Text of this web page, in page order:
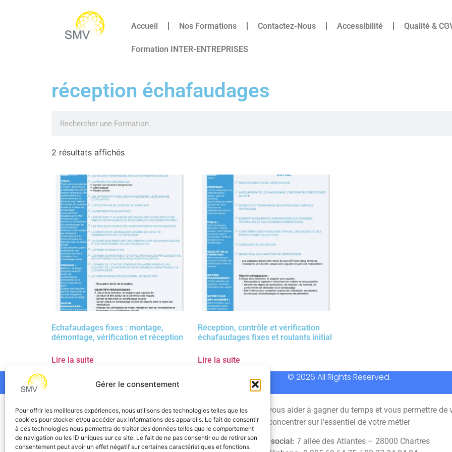
Gérer le consentement
Pour offrir les meilleures expériences, nous utilisons des technologies telles que les
cookies pour stocker et/ou accéder aux informations des appareils. Le fait de consentir
à ces technologies nous permettra de traiter des données telles que le comportement
de navigation ou les ID uniques sur ce site. Le fait de ne pas consentir ou de retirer son
consentement peut avoir un effet négatif sur certaines caractéristiques et fonctions.
Accueil Nos Formations Contactez-Nous Accessibilité Qualité &
Formation INTER-ENTREPRISES
réception échafaudages
2 résultats affichés
Echafaudages fixes : montage,
démontage, vérification et réception
Lire la suite
Réception, contrôle et vérification
échafaudages fixes et roulants initial
Lire la suite
© 2026 All Rights Reserved.
SMV permet de vous aider à gagner du temps et vous permettre de
concentrer sur l’essentiel de votre métier
Siège social: 7 allée des Atlantes – 28000 Chartres